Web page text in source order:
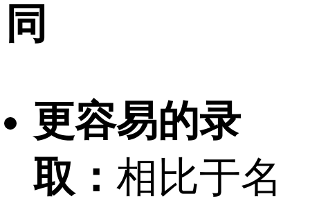
同
更容易的录
取： 相比于名